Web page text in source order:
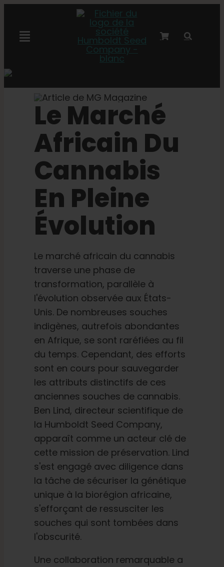
content
Toggle
Semences féminisées
Graines Autoflower
Semences triploïdes
Graines de jardin
Presse
A propos de
Chasse au phéno
Préserver le patrimoine génétique des
Contact
Boutique
Français
Recherche
Le Marché
Africain Du
Cannabis
En Pleine
Évolution
Le marché africain du cannabis
traverse une phase de
transformation, parallèle à
l'évolution observée aux États-
Unis. De nombreuses souches
indigènes, autrefois abondantes
en Afrique, se sont raréfiées au fil
du temps. Cependant, des efforts
sont en cours pour sauvegarder
les attributs distinctifs de ces
anciennes souches de cannabis.
Ben Lind, directeur scientifique de
la Humboldt Seed Company,
apparaît comme un acteur clé de
cette mission de préservation. Lind
s'est engagé avec diligence dans
la tâche de sécuriser la génétique
unique à la biorégion africaine,
s'efforçant de ressusciter les
souches qui sont tombées dans
l'obscurité.
Une collaboration remarquable a